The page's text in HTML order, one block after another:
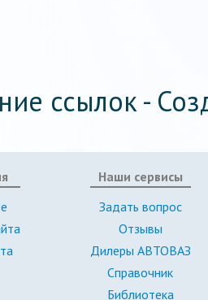
ссылок -
Наши сервисы
Задать вопрос
Отзывы
Дилеры АВТОВАЗ
Справочник
Библиотека